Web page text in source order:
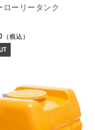
ローリータンク
（税込）